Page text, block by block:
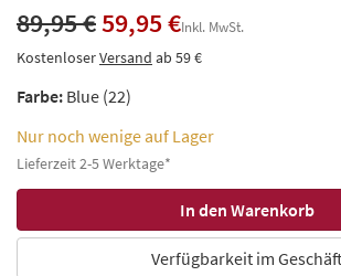
89,95 €59,95 €Inkl. MwSt.
KostenloserVersand ab 59 €
Farbe: Blue (22)
Nur noch wenige auf Lager
Lieferzeit 2-5 Werktage*
Verfügbarkeit im Geschäft